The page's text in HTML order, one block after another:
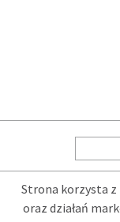
O NAS
PRODUKTY
Strona korzysta z
oraz działań